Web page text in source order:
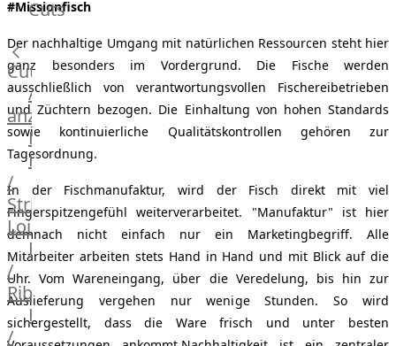
Beef
Morgan
Ranch
Wagyu
Japanisches
Wagyu
Beef
Japanisches
Kobe
Wagyu
Australian
Wagyu
Deutsches
Wagyu
Irish
Cuts
Cuts
Alle
anzeigen
Filet
Rumpsteak
/
Strip
Loin
Entrecote
/
Ribeye
Hüftsteak
/
#Missionfisch
Der nachhaltige Umgang mit natürlichen Ressourcen steht hier
ganz besonders im Vordergrund. Die Fische werden
ausschließlich von verantwortungsvollen Fischereibetrieben
und Züchtern bezogen. Die Einhaltung von hohen Standards
sowie kontinuierliche Qualitätskontrollen gehören zur
Tagesordnung.
In der Fischmanufaktur, wird der Fisch direkt mit viel
Fingerspitzengefühl weiterverarbeitet. "Manufaktur" ist hier
demnach nicht einfach nur ein Marketingbegriff. Alle
Mitarbeiter arbeiten stets Hand in Hand und mit Blick auf die
Uhr. Vom Wareneingang, über die Veredelung, bis hin zur
Auslieferung vergehen nur wenige Stunden. So wird
sichergestellt, dass die Ware frisch und unter besten